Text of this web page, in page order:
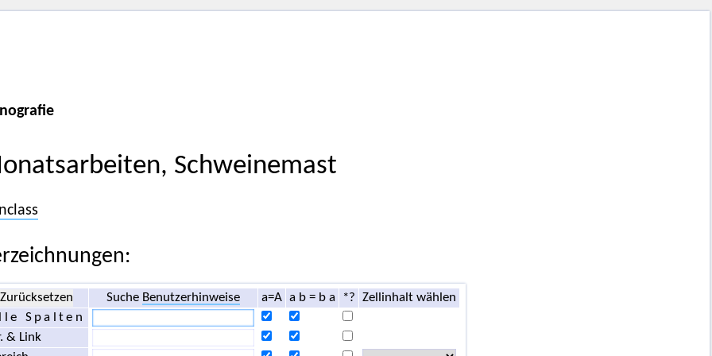
Schweinemast
Zurücksetzen Suche Benutzerhinweise a=A a b = b a *?
Zellinhalt wählen
Spalten
& Link